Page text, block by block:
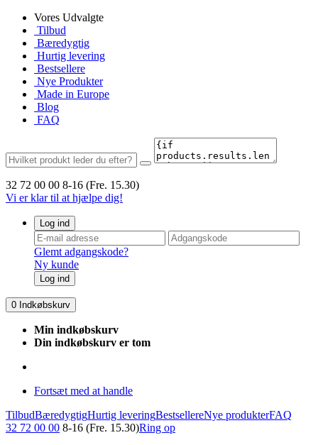
Vores Udvalgte
Tilbud
Bæredygtig
Hurtig levering
Bestsellere
Nye Produkter
Made in Europe
Blog
FAQ
32 72 00 00 8-16 (Fre. 15.30)
Vi er klar til at hjælpe dig!
Log ind
Glemt adgangskode?
Ny kunde
Log ind
0 Indkøbskurv
Min indkøbskurv
Din indkøbskurv er tom
Fortsæt med at handle
TilbudBæredygtigHurtig leveringBestsellereNye produkterFAQ
32 72 00 00 8-16 (Fre. 15.30)Ring op